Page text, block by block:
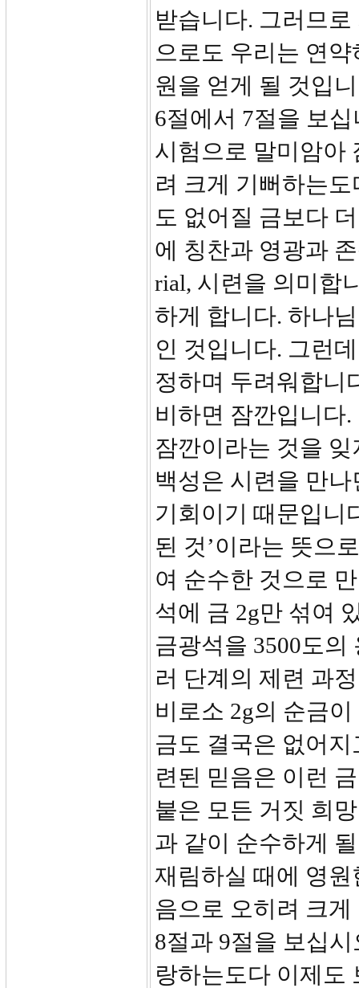
받습니다. 그러므
으로도 우리는 연
원을 얻게 될 것입
6절에서 7절을 보
시험으로 말미암아
려 크게 기뻐하는
도 없어질 금보다
에 칭찬과 영광과
rial, 시련을 의미합
하게 합니다. 하나
인 것입니다. 그런
정하며 두려워합니
비하면 잠깐입니다
잠깐이라는 것을
백성은 시련을 만
기회이기 때문입니
된 것’이라는 뜻으
여 순수한 것으로
석에 금 2g만 섞여
금광석을 3500도
러 단계의 제련 과
비로소 2g의 순금
금도 결국은 없어
련된 믿음은 이런
붙은 모든 거짓 희
과 같이 순수하게
재림하실 때에 영
음으로 오히려 크
8절과 9절을 보십
랑하는도다 이제도